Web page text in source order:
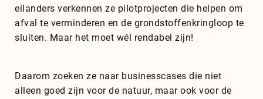
eilanders verkennen ze pilotprojecten die helpen om
afval te verminderen en de grondstoffenkringloop te
sluiten. Maar het moet wél rendabel zijn!
Daarom zoeken ze naar businesscases die niet
alleen goed zijn voor de natuur, maar ook voor de